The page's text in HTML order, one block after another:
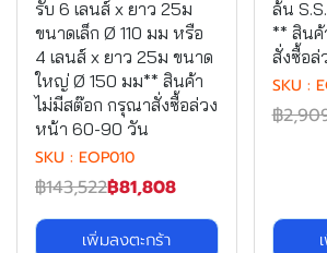
รับ 6 เลนส์ x ยาว 25ม
ขนาดเล็ก Ø 110 มม หรือ
4 เลนส์ x ยาว 25ม ขนาด
ใหญ่ Ø 150 มม** สินค้า
ไม่มีสต๊อก กรุณาสั่งซื้อล่วง
หน้า 60-90 วัน
SKU : EOP010
฿143,522฿81,808
เพิ่มลงตะกร้า
ล้น
** สินค้
สั่งซื้อ
SKU :
฿